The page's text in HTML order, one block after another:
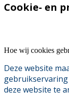
Cookie- en
Hoe wij cookies
Deze website
deze website te